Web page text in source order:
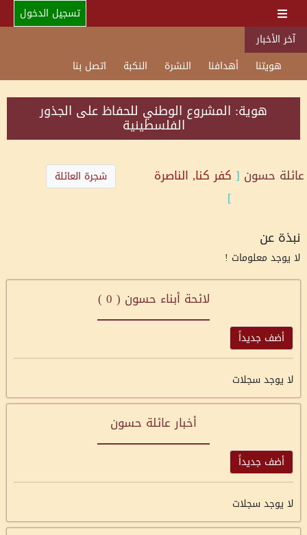
تسجيل الدخول
آخر الأخبار
هويتنا
أهدافنا النشرة النكبة اتصل بنا
هوية: المشروع الوطني للحفاظ على الجذور
الفلسطينية
عائلة حسون [ كفر كنا, الناصرة
]
شجرة العائلة
نبذة عن
لا يوجد معلومات !
لائحة أبناء حسون ( 0
)
أضف جديداً
لا يوجد سجلات
أخبار عائلة حسون
أضف جديداً
لا يوجد سجلات